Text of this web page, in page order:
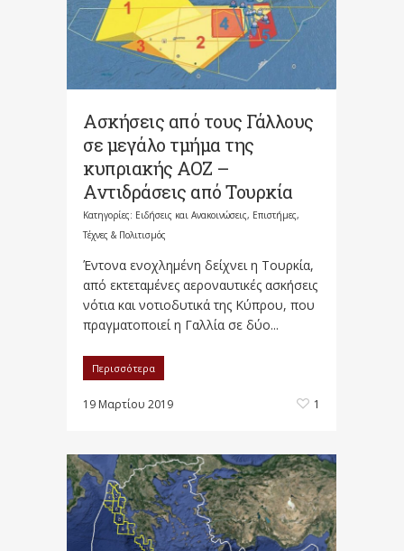
Ασκήσεις από τους Γάλλους
σε μεγάλο τμήμα της
κυπριακής ΑΟΖ –
Αντιδράσεις από Τουρκία
Κατηγορίες: Ειδήσεις και Ανακοινώσεις, Επιστήμες,
Τέχνες & Πολιτισμός
Έντονα ενοχλημένη δείχνει η Τουρκία,
από εκτεταμένες αεροναυτικές ασκήσεις
νότια και νοτιοδυτικά της Κύπρου, που
πραγματοποιεί η Γαλλία σε δύο...
Περισσότερα
19 Μαρτίου 2019 1